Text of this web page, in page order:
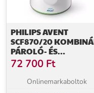
PHILIPS AVENT
SCF870/20
PÁROLÓ- ÉS
TURMIXGÉP
(EGÉSZSÉGES
KÉSZÍTŐ)
72 700 Ft
Onlinemarkaboltok